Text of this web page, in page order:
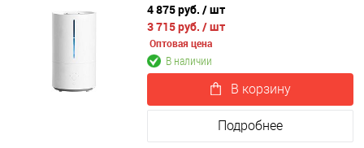
4 875 руб. / шт
3 715 руб. / шт
Оптовая цена
В наличии
В корзину
Подробнее